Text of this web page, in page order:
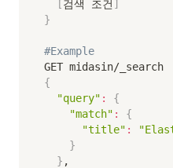
[검색 조건 ]
}
#Example
{
"query" :
{
"match" :
{
"title" :
}
} ,